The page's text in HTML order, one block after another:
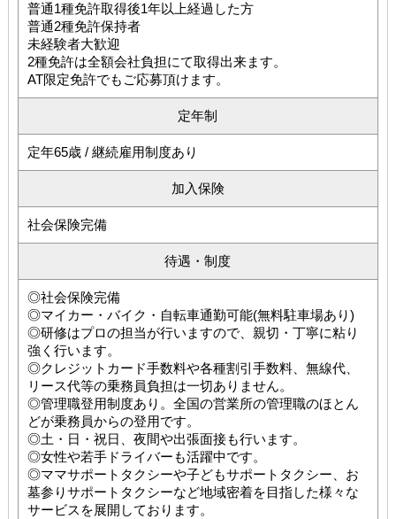
普通1種免許取得後1年以上経過した方
普通2種免許保持者
未経験者大歓迎
2種免許は全額会社負担にて取得出来ます。
AT限定免許でもご応募頂けます。
定年制
定年65歳 / 継続雇用制度あり
加入保険
社会保険完備
待遇・制度
◎社会保険完備
◎マイカー・バイク・自転車通勤可能(無料駐車場あり)
◎研修はプロの担当が行いますので、親切・丁寧に粘り
強く行います。
◎クレジットカード手数料や各種割引手数料、無線代、
リース代等の乗務員負担は一切ありません。
◎管理職登用制度あり。全国の営業所の管理職のほとん
どが乗務員からの登用です。
◎土・日・祝日、夜間や出張面接も行います。
◎女性や若手ドライバーも活躍中です。
◎ママサポートタクシーや子どもサポートタクシー、お
墓参りサポートタクシーなど地域密着を目指した様々な
サービスを展開しております。